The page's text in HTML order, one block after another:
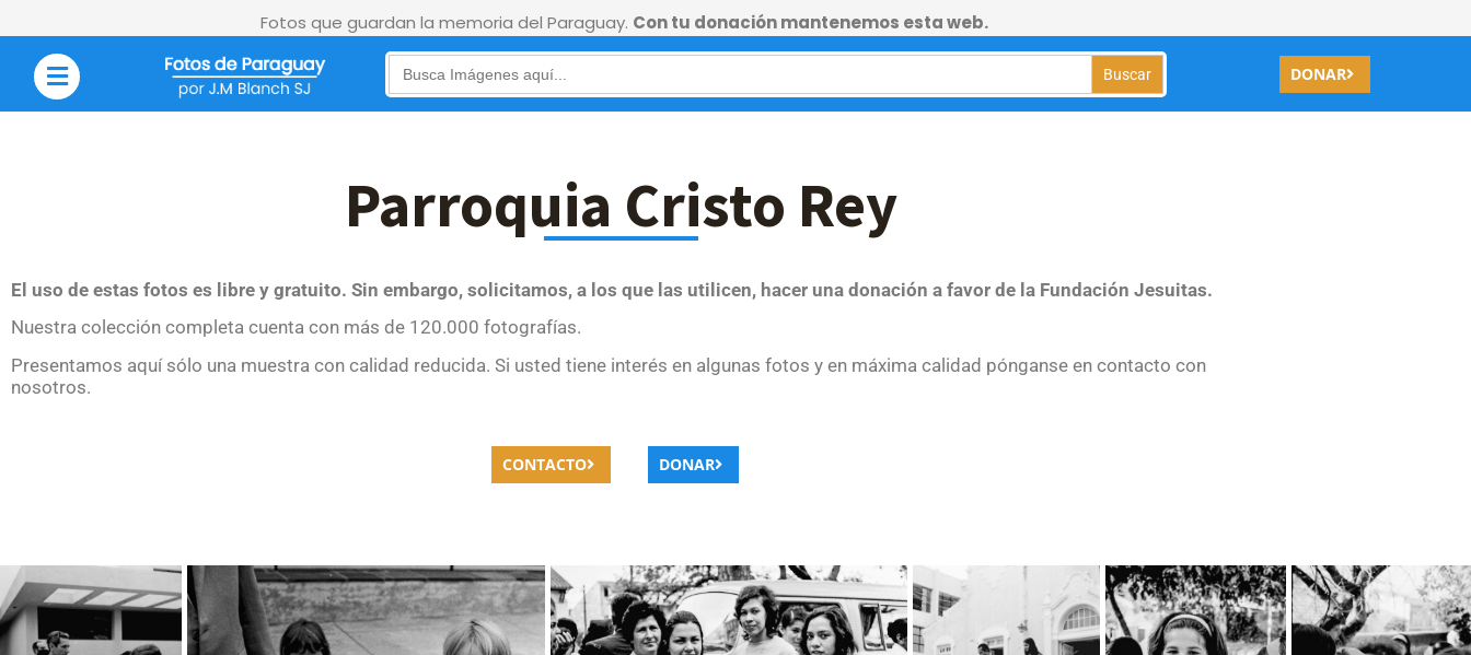
Fotos que guardan la memoria del Paraguay. Con tu donación mantenemos esta web.
Search
for:
DONAR
Parroquia Cristo Rey
El uso de estas fotos es libre y gratuito. Sin embargo, solicitamos, a los que las utilicen, hacer una donación a favor de la Fundación Jesuitas.
Nuestra colección completa cuenta con más de 120.000 fotografías.
Presentamos aquí sólo una muestra con calidad reducida. Si usted tiene interés en algunas fotos y en máxima calidad pónganse en contacto con
nosotros.
CONTACTO DONAR